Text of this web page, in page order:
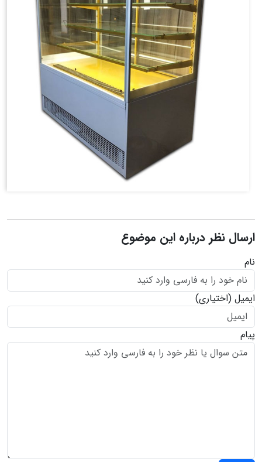
ارسال نظر درباره این موضوع
نام
ایمیل (اختیاری)
پیام